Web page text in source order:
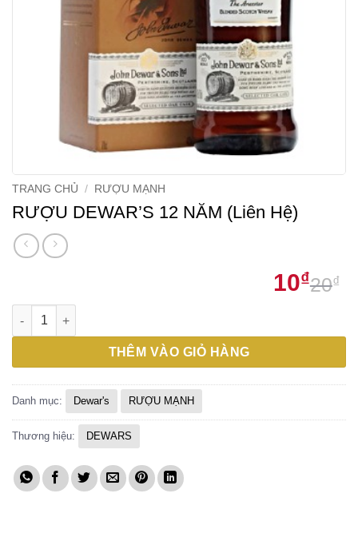
TRANG CHỦ / RƯỢU MẠNH
RƯỢU DEWAR’S 12 NĂM (Liên Hệ)
20₫
10₫
RƯỢU DEWAR'S 12 NĂM (Liên Hệ) số lượng
THÊM VÀO GIỎ HÀNG
Danh mục: Dewar's RƯỢU MẠNH
Thương hiệu: DEWARS